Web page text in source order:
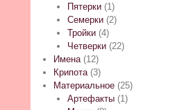
Пятерки(1)
Семерки(2)
Тройки(4)
Четверки(22)
Имена (12)
Крипота (3)
Материальное (25)
Артефакты(1)